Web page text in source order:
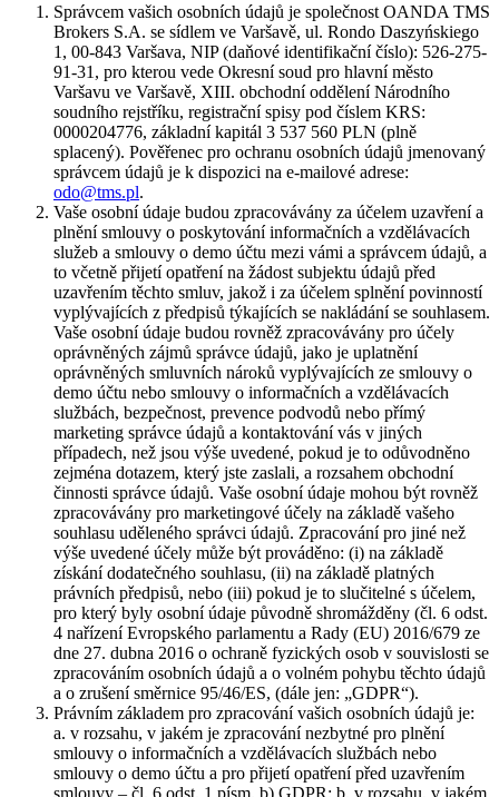
Správcem vašich osobních údajů je společnost OANDA TMS
Brokers S.A. se sídlem ve Varšavě, ul. Rondo Daszyńskiego
1, 00-843 Varšava, NIP (daňové identifikační číslo): 526-275-
91-31, pro kterou vede Okresní soud pro hlavní město
Varšavu ve Varšavě, XIII. obchodní oddělení Národního
soudního rejstříku, registrační spisy pod číslem KRS:
0000204776, základní kapitál 3 537 560 PLN (plně
splacený). Pověřenec pro ochranu osobních údajů jmenovaný
správcem údajů je k dispozici na e-mailové adrese:
odo@tms.pl.
Vaše osobní údaje budou zpracovávány za účelem uzavření a
plnění smlouvy o poskytování informačních a vzdělávacích
služeb a smlouvy o demo účtu mezi vámi a správcem údajů, a
to včetně přijetí opatření na žádost subjektu údajů před
uzavřením těchto smluv, jakož i za účelem splnění povinností
vyplývajících z předpisů týkajících se nakládání se souhlasem.
Vaše osobní údaje budou rovněž zpracovávány pro účely
oprávněných zájmů správce údajů, jako je uplatnění
oprávněných smluvních nároků vyplývajících ze smlouvy o
demo účtu nebo smlouvy o informačních a vzdělávacích
službách, bezpečnost, prevence podvodů nebo přímý
marketing správce údajů a kontaktování vás v jiných
případech, než jsou výše uvedené, pokud je to odůvodněno
zejména dotazem, který jste zaslali, a rozsahem obchodní
činnosti správce údajů. Vaše osobní údaje mohou být rovněž
zpracovávány pro marketingové účely na základě vašeho
souhlasu uděleného správci údajů. Zpracování pro jiné než
výše uvedené účely může být prováděno: (i) na základě
získání dodatečného souhlasu, (ii) na základě platných
právních předpisů, nebo (iii) pokud je to slučitelné s účelem,
pro který byly osobní údaje původně shromážděny (čl. 6 odst.
4 nařízení Evropského parlamentu a Rady (EU) 2016/679 ze
dne 27. dubna 2016 o ochraně fyzických osob v souvislosti se
zpracováním osobních údajů a o volném pohybu těchto údajů
a o zrušení směrnice 95/46/ES, (dále jen: „GDPR“).
Právním základem pro zpracování vašich osobních údajů je:
a. v rozsahu, v jakém je zpracování nezbytné pro plnění
smlouvy o informačních a vzdělávacích službách nebo
smlouvy o demo účtu a pro přijetí opatření před uzavřením
smlouvy – čl. 6 odst. 1 písm. b) GDPR; b. v rozsahu, v jakém